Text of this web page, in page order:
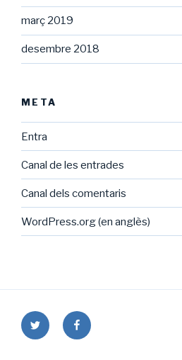
març 2019
desembre 2018
META
Entra
Canal de les entrades
Canal dels comentaris
WordPress.org (en anglès)
Twitter Facebook